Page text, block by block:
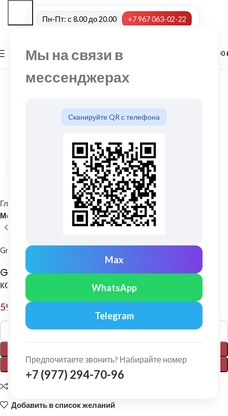
Мы на связи в
мессенджерах
Сканируйте QR с телефона
Max
WhatsApp
Telegram
Предпочитаете звонить? Набирайте номер
+7 (977) 294-70-96
Пн-Пт: с 8.00 до 20.00 +7 967 063-02-22
МЕНЮ 0,00
Нажмите, чтобы увеличить
Главная
Кровельные материалы
Металлочерепица и комплектующие
Grand Line
Grand Line: Заглушка торцевая полукруглого
конька Pe Ral 3003
590,00
ПОКУПКА В 1 КЛИК
Alternative:
Добавить в список желаний